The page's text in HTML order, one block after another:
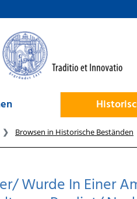
Browsen in Historische Beständen
Wurde In Einer